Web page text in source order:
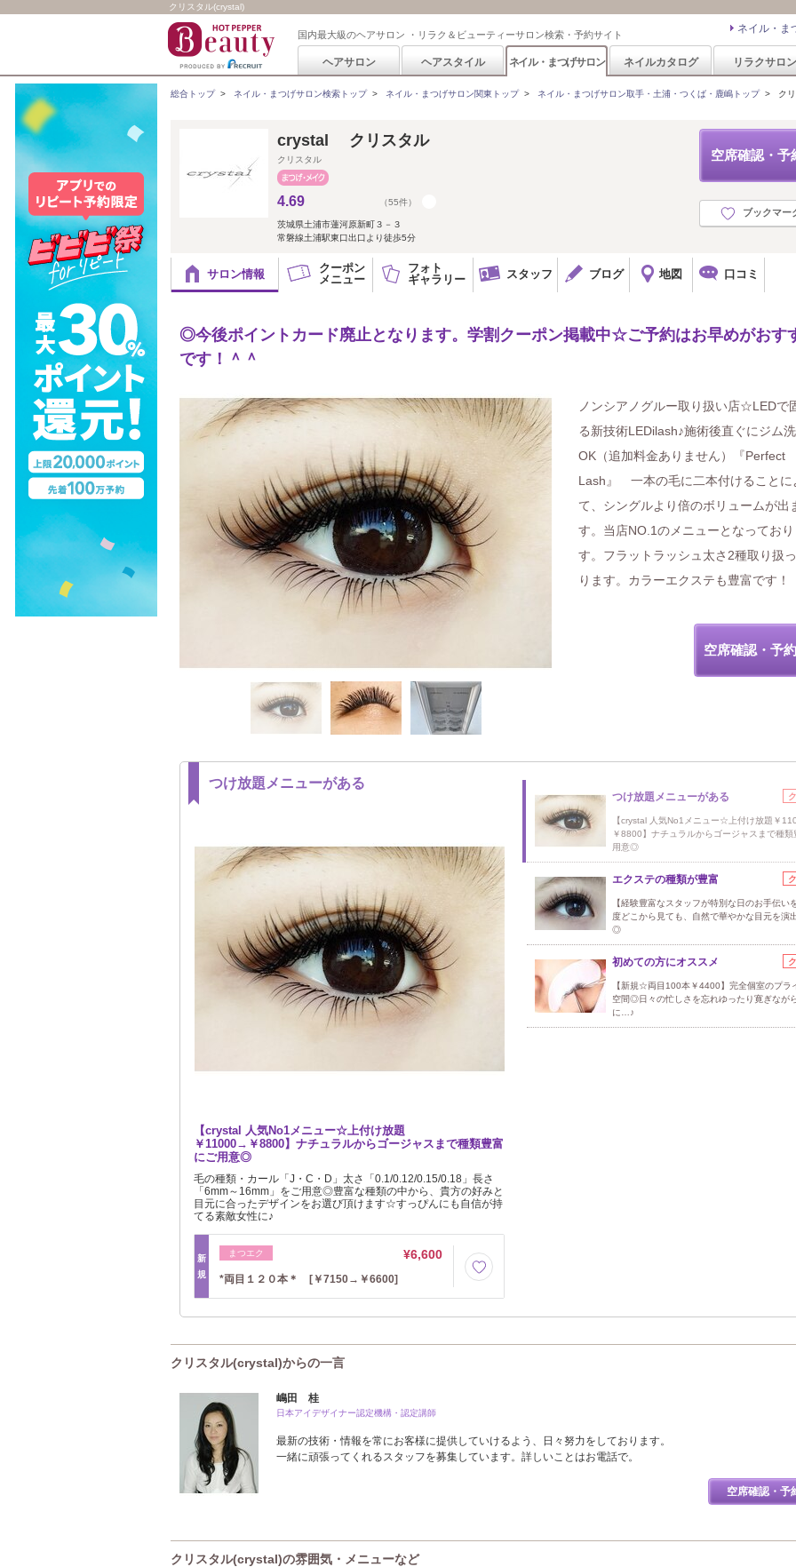
クリスタル(crystal)
国内最大級のヘアサロン ・リラク＆ビューティーサロン検索・予約サイト ネイル・ま
ヘアサロン ヘアスタイル ネイル・まつげサロン ネイルカタログ リラクサロン
総合トップ> ネイル・まつげサロン検索トップ> ネイル・まつげサロン関東トップ> ネイル・まつげサロン取手・土浦・つくば・鹿嶋トップ> ク
空席確認・予
ブックマー
crystal クリスタル
クリスタル
4.69 （55件）
茨城県土浦市蓮河原新町３－３
常磐線土浦駅東口出口より徒歩5分
サロン情報
クーポン
メニュー
フォト
ギャラリー
スタッフ ブログ 地図 口コミ
◎今後ポイントカード廃止となります。学割クーポン掲載中☆ご予約はお早めがおす
です！＾＾
ノンシアノグルー取り扱い店☆LEDで
る新技術LEDilash♪施術後直ぐにジム
OK（追加料金ありません）『Perfect
Lash』 一本の毛に二本付けることに
て、シングルより倍のボリュームが出
す。当店NO.1のメニューとなってお
す。フラットラッシュ太さ2種取り扱
ります。カラーエクステも豊富です！
空席確認・予
つけ放題メニューがある
【crystal 人気No1メニュー☆上付け放題
￥11000→￥8800】ナチュラルからゴージャスまで種類豊富
にご用意◎
毛の種類・カール「J・C・D」太さ「0.1/0.12/0.15/0.18」長さ
「6mm～16mm」をご用意◎豊富な種類の中から、貴方の好みと
目元に合ったデザインをお選び頂けます☆すっぴんにも自信が持
てる素敵女性に♪
新
規
まつエク ¥6,600
*両目１２０本＊ [￥7150→￥6600]
つけ放題メニューがある
【crystal 人気No1メニュー☆上付け放題￥
￥8800】ナチュラルからゴージャスまで種類
用意◎
エクステの種類が豊富
【経験豊富なスタッフが特別な日のお手伝い
度どこから見ても、自然で華やかな目元を演
◎
初めての方にオススメ
【新規☆両目100本￥4400】完全個室のプラ
空間◎日々の忙しさを忘れゆったり寛ぎなが
に…♪
クリスタル(crystal)からの一言
嶋田 桂
日本アイデザイナー認定機構・認定講師
最新の技術・情報を常にお客様に提供していけるよう、日々努力をしております。
一緒に頑張ってくれるスタッフを募集しています。詳しいことはお電話で。
空席確認・予
クリスタル(crystal)の雰囲気・メニューなど